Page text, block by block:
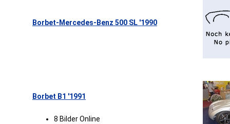
Borbet-Mercedes-Benz 500 SL '1990
Borbet B1 '1991
8 Bilder Online